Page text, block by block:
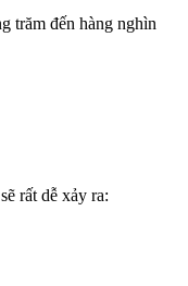
trăm đến hàng nghìn
rất dễ xảy ra: